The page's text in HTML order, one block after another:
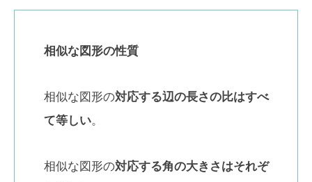
相似な図形の性質
相似な図形の対応する辺の長さの比はすべ
て等しい。
相似な図形の対応する角の大きさはそれぞ